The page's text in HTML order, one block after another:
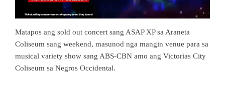
Matapos ang sold out concert sang ASAP XP sa Araneta
Coliseum sang weekend, masunod nga mangin venue para sa
musical variety show sang ABS-CBN amo ang Victorias City
Coliseum sa Negros Occidental.